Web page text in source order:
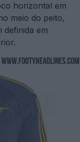
horizontal em
meio do peito,
definida em